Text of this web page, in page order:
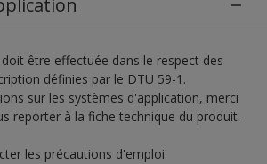
être effectuée dans le respect des
définies par le DTU 59-1.
sur les systèmes d'application, merci
reporter à la fiche technique du produit.
les précautions d'emploi.